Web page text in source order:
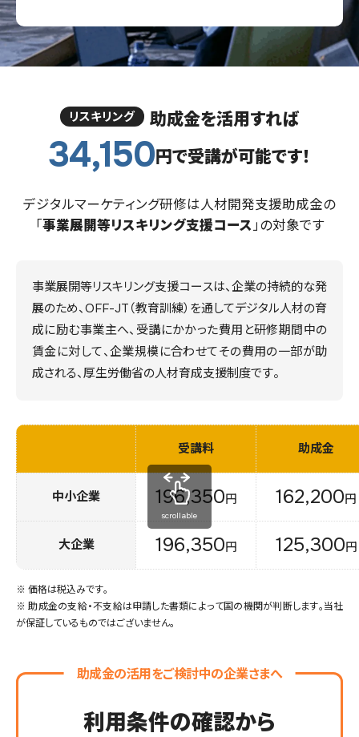
リスキリング 助成金を活用すれば
34,150円で受講が可能です！
デジタルマーケティング研修は人材開発支援助成金の
「事業展開等リスキリング支援コース」の対象です
事業展開等リスキリング支援コースは、企業の持続的な発
展のため、OFF-JT（教育訓練）を通してデジタル人材の育
成に励む事業主へ、受講にかかった費用と研修期間中の
賃金に対して、企業規模に合わせてその費用の一部が助
成される、厚生労働省の人材育成支援制度です。
受講料 助成金
中小企業 196,350円 162,200円
大企業 196,350円 125,300円
scrollable
※ 価格は税込みです。
※ 助成金の支給・不支給は申請した書類によって国の機関が判断します。当社
が保証しているものではございません。
助成金の活用をご検討中の企業さまへ
利用条件の確認から